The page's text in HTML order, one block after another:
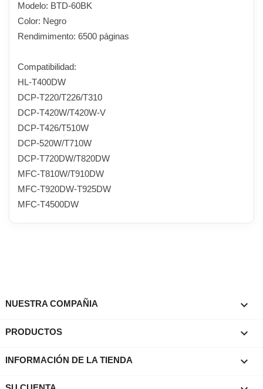
Modelo: BTD-60BK
Color: Negro
Rendimimento: 6500 páginas
Compatibilidad:
HL-T400DW
DCP-T220/T226/T310
DCP-T420W/T420W-V
DCP-T426/T510W
DCP-520W/T710W
DCP-T720DW/T820DW
MFC-T810W/T910DW
MFC-T920DW-T925DW
MFC-T4500DW
NUESTRA COMPAÑIA 
PRODUCTOS 
INFORMACIÓN DE LA TIENDA keyboard_arrow_down